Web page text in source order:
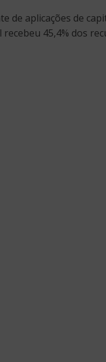
de aplicações de
45,4% dos